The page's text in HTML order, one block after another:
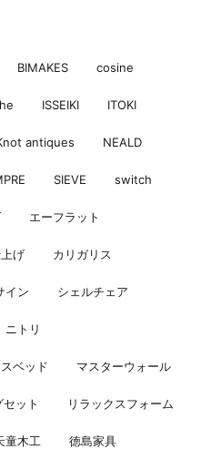
BIMAKES cosine
ISSEIKI ITOKI
antiques NEALD
SIEVE switch
エーフラット
げ カリガリス
イン シェルチェア
ニトリ
ベッド マスターウォール
ット リラックスフォーム
童木工 徳島家具